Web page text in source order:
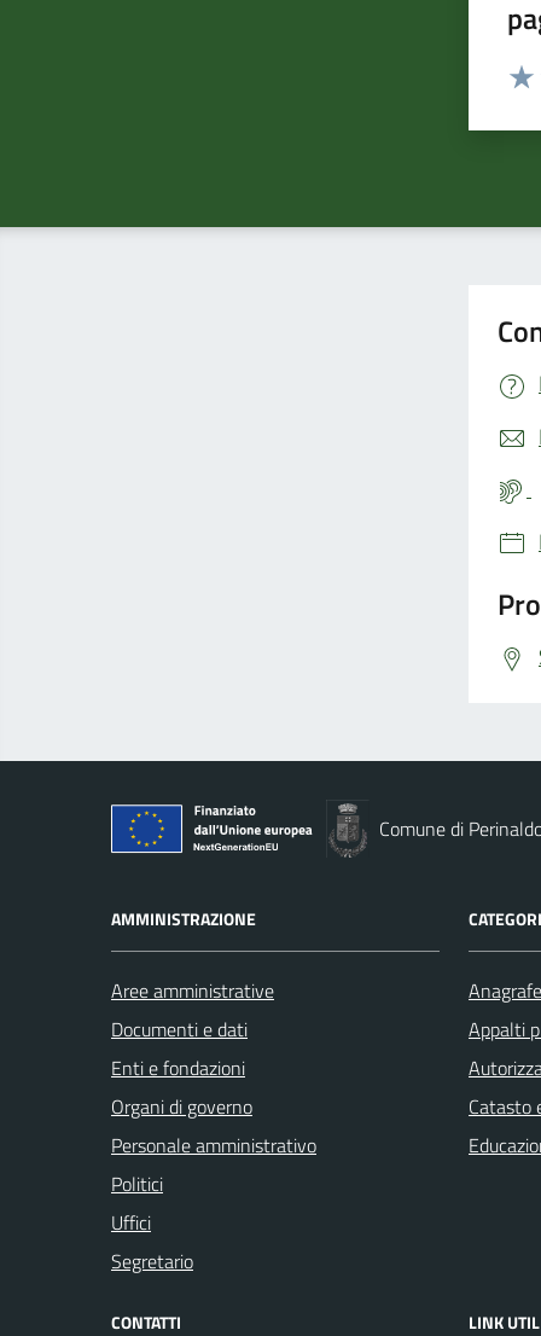
Comune di
AMMINISTRAZIONE
Aree amministrative
Documenti e dati
Enti e fondazioni
Organi di governo
Personale amministrativo
Politici
Uffici
Segretario
Appalti
Catasto
CONTATTI LINK